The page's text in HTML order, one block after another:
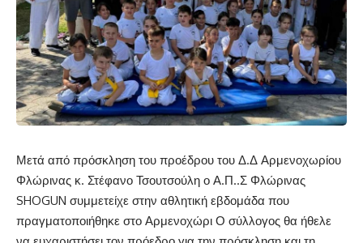
Μετά από πρόσκληση του προέδρου του Δ.Δ Αρμενοχωρίου
Φλώρινας κ. Στέφανο Τσουτσούλη ο Α.Π..Σ Φλώρινας
SHOGUN συμμετείχε στην αθλητική εβδομάδα που
πραγματοποιήθηκε στο Αρμενοχώρι Ο σύλλογος θα ήθελε